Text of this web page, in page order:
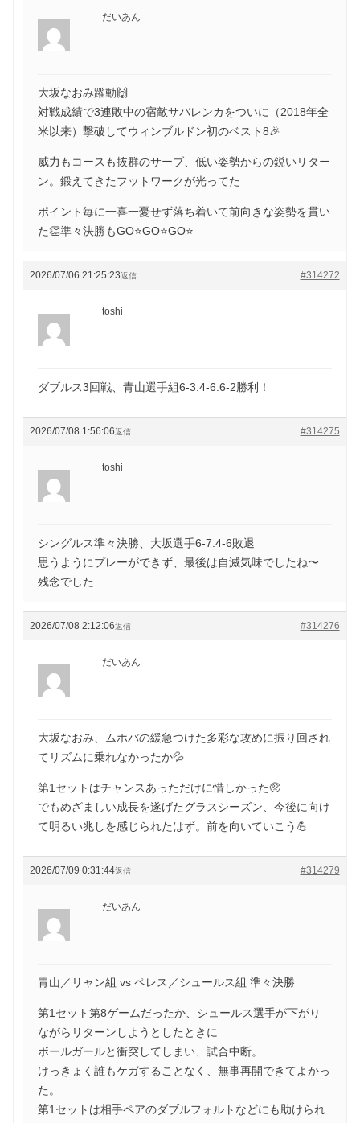
だいあん
大坂なおみ躍動🙌
対戦成績で3連敗中の宿敵サバレンカをついに（2018年全
米以来）撃破してウィンブルドン初のベスト8🎉
威力もコースも抜群のサーブ、低い姿勢からの鋭いリター
ン。鍛えてきたフットワークが光ってた
ポイント毎に一喜一憂せず落ち着いて前向きな姿勢を貫い
た👏準々決勝もGO⭐️GO⭐️GO⭐️
2026/07/06 21:25:23 #314272
返信
toshi
ダブルス3回戦、青山選手組6-3.4-6.6-2勝利！
2026/07/08 1:56:06 #314275
返信
toshi
シングルス準々決勝、大坂選手6-7.4-6敗退
思うようにプレーができず、最後は自滅気味でしたね〜
残念でした
2026/07/08 2:12:06 #314276
返信
だいあん
大坂なおみ、ムホバの緩急つけた多彩な攻めに振り回され
てリズムに乗れなかったか💦
第1セットはチャンスあっただけに惜しかった🥺
でもめざましい成長を遂げたグラスシーズン、今後に向け
て明るい兆しを感じられたはず。前を向いていこう💪
2026/07/09 0:31:44 #314279
返信
だいあん
青山／リャン組 vs ペレス／シュールス組 準々決勝
第1セット第8ゲームだったか、シュールス選手が下がり
ながらリターンしようとしたときに
ボールガールと衝突してしまい、試合中断。
けっきょく誰もケガすることなく、無事再開できてよかっ
た。
第1セットは相手ペアのダブルフォルトなどにも助けられ